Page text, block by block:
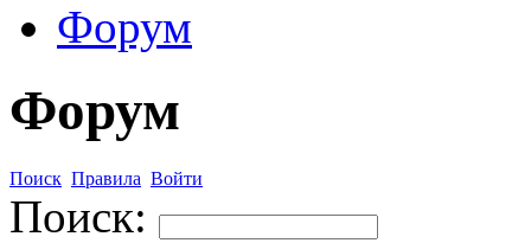
Форум
Форум
Поиск Правила Войти
Поиск: